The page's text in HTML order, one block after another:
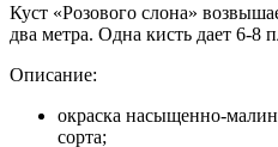
Куст «Розового слона»
два метра. Одна кисть дает 6-8
Описание:
окраска насыщенно-
сорта;